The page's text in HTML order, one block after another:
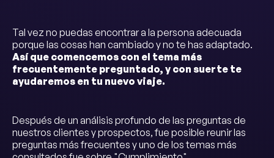
Tal vez no puedas encontrar a la persona adecuada
porque las cosas han cambiado y no te has adaptado.
Así que comencemos con el tema más
frecuentemente preguntado, y con suerte te
ayudaremos en tu nuevo viaje.
Después de un análisis profundo de las preguntas de
nuestros clientes y prospectos, fue posible reunir las
preguntas más frecuentes y uno de los temas más